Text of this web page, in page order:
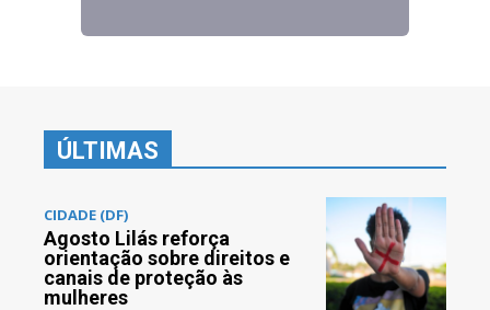
ÚLTIMAS
CIDADE (DF)
Agosto Lilás reforça
orientação sobre direitos e
canais de proteção às
mulheres